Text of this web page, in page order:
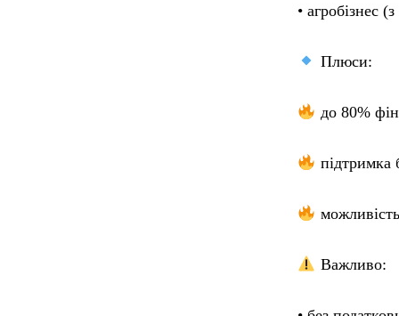
• агробізнес
Плюси:
до 80%
підтримка
Важливо: